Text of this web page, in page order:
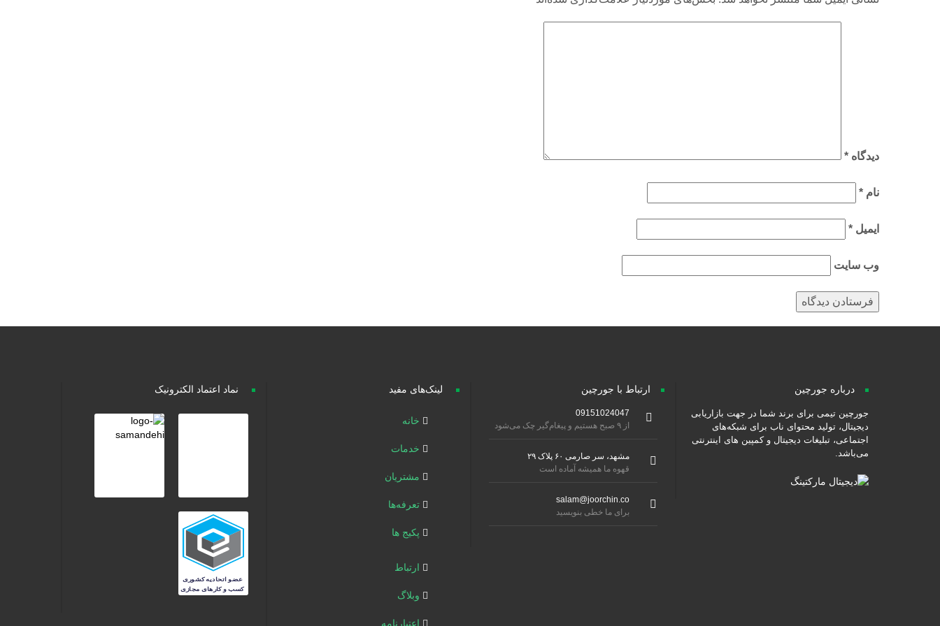
دیدگاه *
نام *
ایمیل *
وب‌ سایت
درباره جورچین
جورچین تیمی برای برند شما در جهت بازاریابی
دیجیتال، تولید محتوای ناب برای شبکه‌های
اجتماعی، تبلیغات دیجیتال و کمپین های اینترنتی
می‌باشد.
ارتباط با جورچین
09151024047
از ۹ صبح هستیم و پیغام‌گیر چک می‌شود
مشهد، سر صارمی ۶۰ پلاک ۲۹
قهوه ما همیشه آماده است
salam@joorchin.co
برای ما خطی بنویسید
لینک‌های مفید
خانه
خدمات
مشتریان
تعرفه‌ها
پکیج ها
ارتباط
وبلاگ
اعتبارنامه
نماد اعتماد الکترونیک